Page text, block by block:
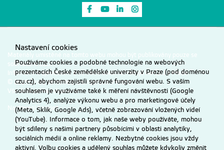
Odkaz na Facebook
Odkaz na Youtube
Odkaz na LinkedIn
Materiály umístěné na tomto webu mohou být publikovány pouze se
souhlasem ČZU.
Informace o zpracování a ochraně osobních údajů na ČZU v Praze.
© 2026 Česká zemědělská univerzita v Praze
Všechna práva vyhrazena
Nastavení cookies
Nastavení cookies
Používáme cookies a podobné technologie na webových
prezentacích České zemědělské univerzity v Praze (pod doménou
czu.cz), abychom zajistili správné fungování webu. S vaším
souhlasem je využíváme také k měření návštěvnosti (Google
Analytics 4), analýze výkonu webu a pro marketingové účely
(Meta, Sklik, Google Ads), včetně zobrazování vložených videí
(YouTube). Informace o tom, jak naše weby používáte, mohou
být sdíleny s našimi partnery působícími v oblasti analytiky,
sociálních médií a online reklamy. Nezbytné cookies jsou vždy
aktivní. Volbu cookies a udělený souhlas můžete kdykoliv změnit